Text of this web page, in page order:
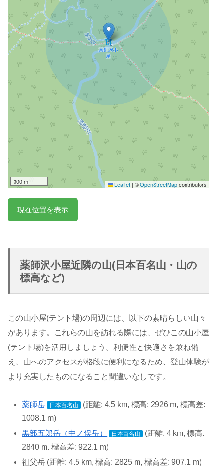
300 m Leaflet | ©OpenStreetMapcontributors
現在位置を表示
薬師沢小屋近隣の山(日本百名山・山の
標高など)
この山小屋(テント場)の周辺には、以下の素晴らしい山々
があります。これらの山を訪れる際には、ぜひこの山小屋
(テント場)を活用しましょう。利便性と快適さを兼ね備
え、山へのアクセスが格段に便利になるため、登山体験が
より充実したものになること間違いなしです。
薬師岳 日本百名山
(距離: 4.5 km, 標高: 2926 m, 標高差:
1008.1 m)
黒部五郎岳（中ノ俣岳）
日本百名山
(距離: 4 km, 標高:
2840 m, 標高差: 922.1 m)
祖父岳 (距離: 4.5 km, 標高: 2825 m, 標高差: 907.1 m)